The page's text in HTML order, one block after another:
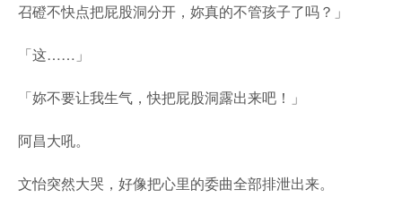
召磴不快点把屁股洞分开，妳真的不管孩子了吗？」
「这……」
「妳不要让我生气，快把屁股洞露出来吧！」
阿昌大吼。
文怡突然大哭，好像把心里的委曲全部排泄出来。